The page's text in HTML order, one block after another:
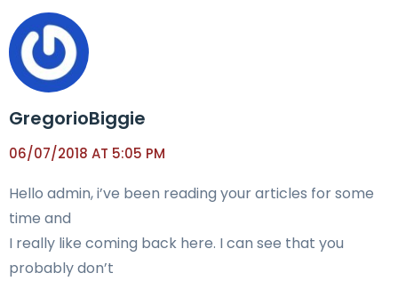
GregorioBiggie
06/07/2018 AT 5:05 PM
Hello admin, i’ve been reading your articles for some
time and
I really like coming back here. I can see that you
probably don’t